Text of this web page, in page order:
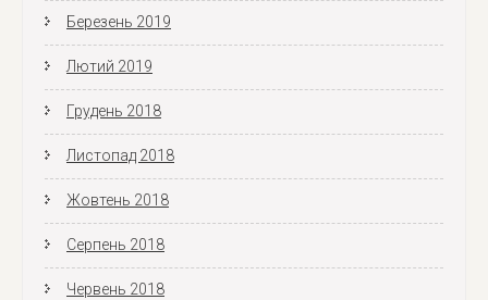
Березень 2019
Лютий 2019
Грудень 2018
Листопад 2018
Жовтень 2018
Серпень 2018
Червень 2018